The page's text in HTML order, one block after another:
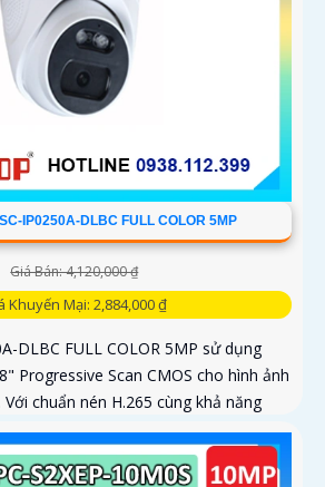
IP0250A-DLBC FULL COLOR 5MP
Giá Bán: 4,120,000 ₫
Khuyến Mại: 2,884,000 ₫
DLBC FULL COLOR 5MP sử dụng
Progressive Scan CMOS cho hình ảnh
chuẩn nén H.265 cùng khả năng